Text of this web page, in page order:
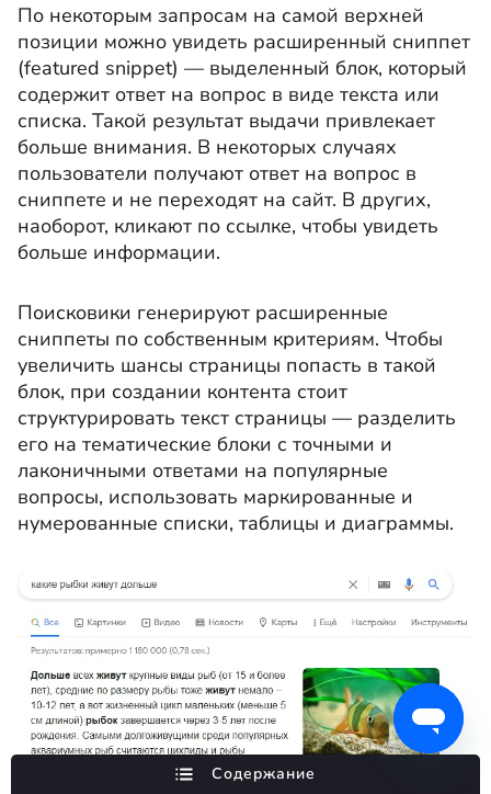
По некоторым запросам на самой верхней
позиции можно увидеть расширенный сниппет
(featured snippet) — выделенный блок, который
содержит ответ на вопрос в виде текста или
списка. Такой результат выдачи привлекает
больше внимания. В некоторых случаях
пользователи получают ответ на вопрос в
сниппете и не переходят на сайт. В других,
наоборот, кликают по ссылке, чтобы увидеть
больше информации.
Поисковики генерируют расширенные
сниппеты по собственным критериям. Чтобы
увеличить шансы страницы попасть в такой
блок, при создании контента стоит
структурировать текст страницы — разделить
его на тематические блоки с точными и
лаконичными ответами на популярные
вопросы, использовать маркированные и
нумерованные списки, таблицы и диаграммы.
Содержание